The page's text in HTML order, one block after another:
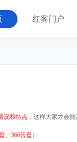
红客门户
况和特点 ，这样大家才会
、360云盘 ）